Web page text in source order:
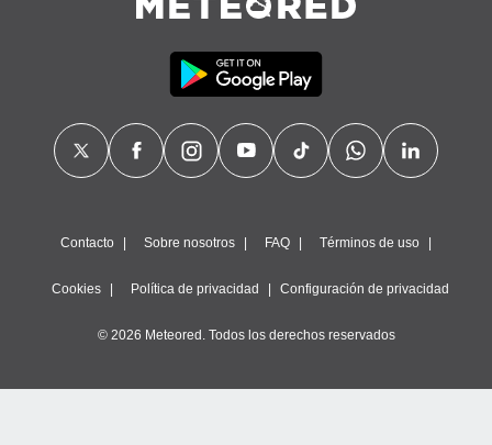
Contacto Sobre nosotros FAQ Términos de uso
Cookies Política de privacidad Configuración de privacidad
© 2026 Meteored. Todos los derechos reservados